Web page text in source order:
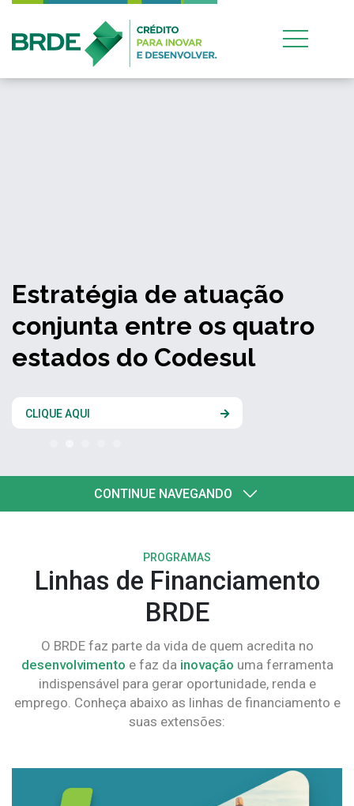
Estratégia de atuação
conjunta entre os quatro
estados do Codesul
CLIQUE AQUI
CONTINUE NAVEGANDO
PROGRAMAS
Linhas de Financiamento
BRDE
O BRDE faz parte da vida de quem acredita no
desenvolvimento e faz da inovação uma ferramenta
indispensável para gerar oportunidade, renda e
emprego. Conheça abaixo as linhas de financiamento e
suas extensões: